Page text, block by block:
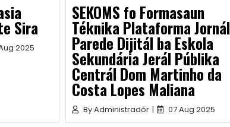
Sira
2025
SEKOMS fo Formasaun
Téknika Plataforma Jornál
Parede Dijitál ba Eskola
Sekundária Jerál Públika
Centrál Dom Martinho da
Costa Lopes Maliana
ByAdministradór | 07 Aug 2025